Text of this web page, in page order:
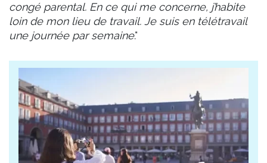
congé parental. En ce qui me concerne, j’habite
loin de mon lieu de travail. Je suis en télétravail
une journée par semaine."